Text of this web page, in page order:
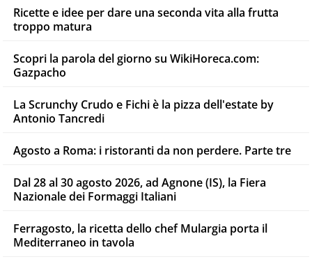
Ricette e idee per dare una seconda vita alla frutta
troppo matura
Scopri la parola del giorno su WikiHoreca.com:
Gazpacho
La Scrunchy Crudo e Fichi è la pizza dell'estate by
Antonio Tancredi
Agosto a Roma: i ristoranti da non perdere. Parte tre
Dal 28 al 30 agosto 2026, ad Agnone (IS), la Fiera
Nazionale dei Formaggi Italiani
Ferragosto, la ricetta dello chef Mulargia porta il
Mediterraneo in tavola